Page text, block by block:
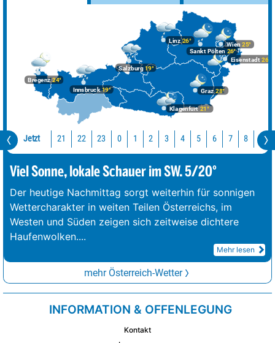
Bregenz24°
Graz28°
Innsbruck19°
Klagenfurt 21°
Linz26°
Salzburg19°
Wien 25°
Eisenstadt 26°
Sankt Pölten 26°
Jetzt 21 22 23 0 1 2 3 4 5 6 7 8
Viel Sonne, lokale Schauer im SW. 5/20°
Der heutige Nachmittag sorgt weiterhin für sonnigen
Wettercharakter in weiten Teilen Österreichs, im
Westen und Süden zeigen sich zeitweise dichtere
Haufenwolken....
Mehr lesen
mehr Österreich-Wetter
INFORMATION & OFFENLEGUNG
Kontakt